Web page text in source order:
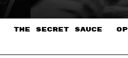
THE SECRET SAUCE​